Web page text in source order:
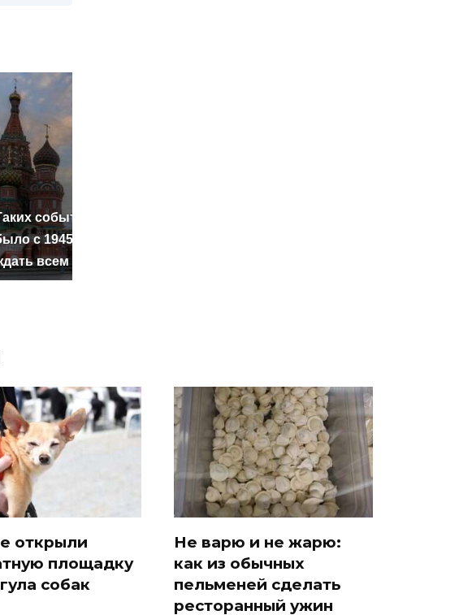
событий не
с 1945: чего
всем нам?
открыли
площадку
собак
Не варю и не жарю:
как из обычных
пельменей сделать
ресторанный ужин